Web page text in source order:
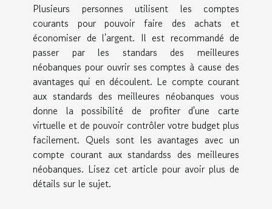
Plusieurs personnes utilisent les comptes
courants pour pouvoir faire des achats et
économiser de l'argent. Il est recommandé de
passer par les standars des meilleures
néobanques pour ouvrir ses comptes à cause des
avantages qui en découlent. Le compte courant
aux standards des meilleures néobanques vous
donne la possibilité de profiter d'une carte
virtuelle et de pouvoir contrôler votre budget plus
facilement. Quels sont les avantages avec un
compte courant aux standardss des meilleures
néobanques. Lisez cet article pour avoir plus de
détails sur le sujet.